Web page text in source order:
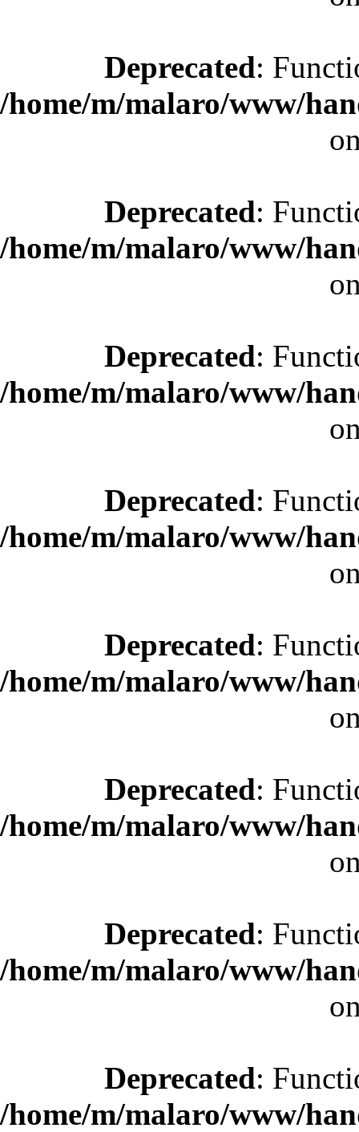
Deprecated:
/home/m/malaro/www/
Deprecated:
/home/m/malaro/www/
Deprecated:
/home/m/malaro/www/
Deprecated:
/home/m/malaro/www/
Deprecated:
/home/m/malaro/www/
Deprecated:
/home/m/malaro/www/
Deprecated:
/home/m/malaro/www/
Deprecated:
/home/m/malaro/www/